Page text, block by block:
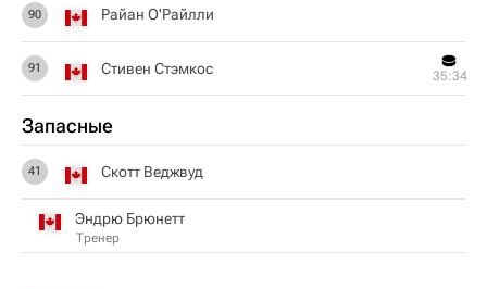
90 Райан О'Райлли
91 Стивен Стэмкос 35:34
Запасные
41 Скотт Веджвуд
Эндрю Брюнетт
Тренер